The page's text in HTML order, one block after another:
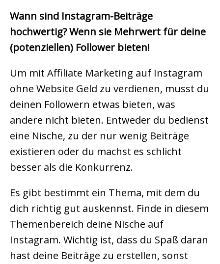
Wann sind Instagram-Beiträge
hochwertig? Wenn sie Mehrwert für deine
(potenziellen) Follower bieten!
Um mit Affiliate Marketing auf Instagram
ohne Website Geld zu verdienen, musst du
deinen Followern etwas bieten, was
andere nicht bieten. Entweder du bedienst
eine Nische, zu der nur wenig Beiträge
existieren oder du machst es schlicht
besser als die Konkurrenz.
Es gibt bestimmt ein Thema, mit dem du
dich richtig gut auskennst. Finde in diesem
Themenbereich deine Nische auf
Instagram. Wichtig ist, dass du Spaß daran
hast deine Beiträge zu erstellen, sonst